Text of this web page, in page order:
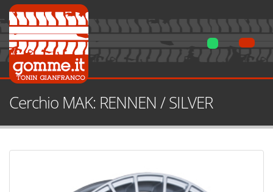
Cerchio MAK: RENNEN / SILVER